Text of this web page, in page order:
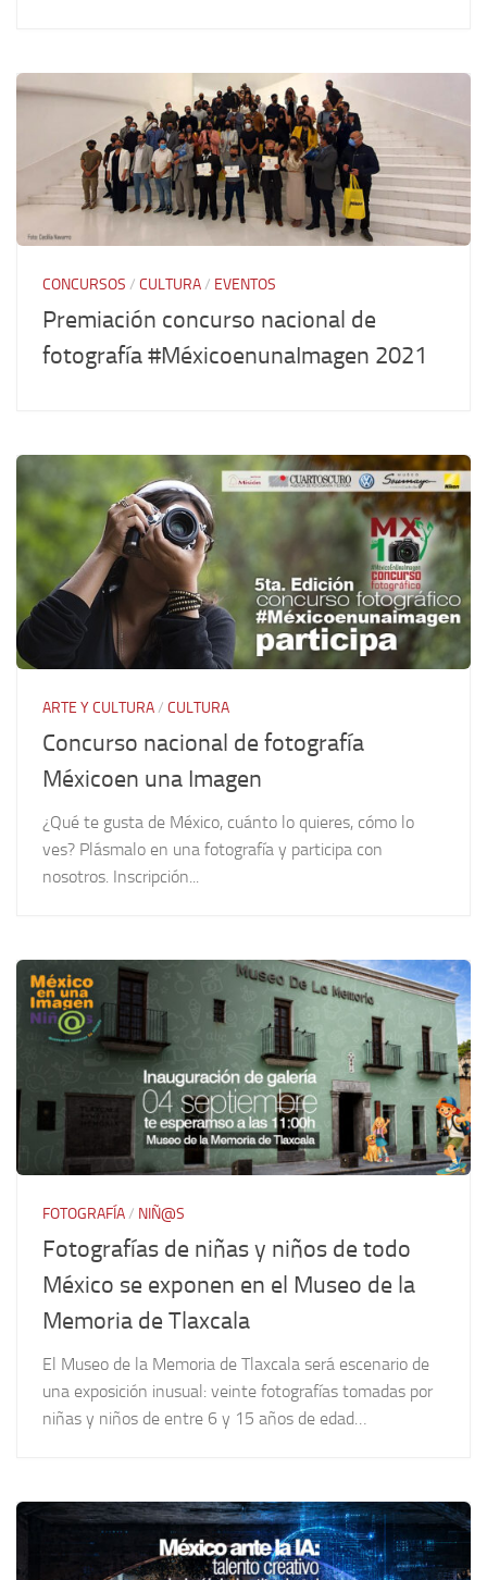
CONCURSOS / CULTURA/ EVENTOS
Premiación concurso nacional de
fotografía #MéxicoenunaImagen 2021
ARTE Y CULTURA/ CULTURA
Concurso nacional de fotografía
Méxicoen una Imagen
¿Qué te gusta de México, cuánto lo quieres, cómo lo
ves? Plásmalo en una fotografía y participa con
nosotros. Inscripción...
FOTOGRAFÍA/ NIÑ@S
Fotografías de niñas y niños de todo
México se exponen en el Museo de la
Memoria de Tlaxcala
El Museo de la Memoria de Tlaxcala será escenario de
una exposición inusual: veinte fotografías tomadas por
niñas y niños de entre 6 y 15 años de edad…